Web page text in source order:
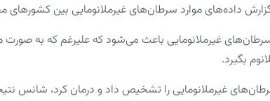
داده‌های موارد سرطان‌های غیرملانومایی بین
غیرملانومایی باعث می‌شود که علیرغم که به صورت
بگیرد.
غیرملانومایی را تشخیص داد و درمان کرد، شانس